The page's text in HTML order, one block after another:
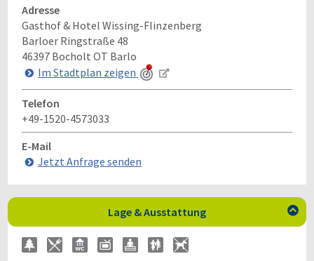
Adresse
Gasthof & Hotel Wissing-Flinzenberg
Barloer Ringstraße 48
46397 Bocholt OT Barlo
Im Stadtplan zeigen
Telefon
+49-1520-4573033
E-Mail
Jetzt Anfrage senden
Lage & Ausstattung 